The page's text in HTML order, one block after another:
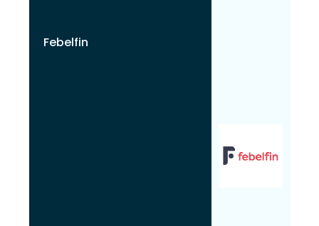
Febelfin